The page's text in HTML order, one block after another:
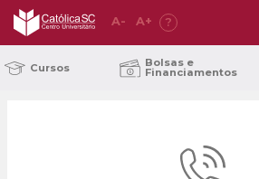
A- A+ ?
Cursos Bolsas e
Financiamentos